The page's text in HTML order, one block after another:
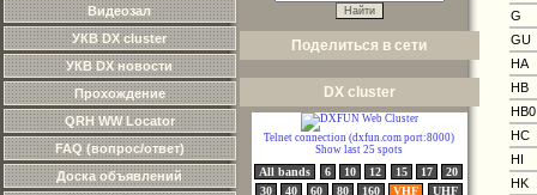
Видеозал
УКВ DX cluster
УКВ DX новости
Прохождение
QRH WW Locator
FAQ (вопрос/ответ)
Доска объявлений
Поделиться в сети
DX cluster
G
GU
HA
HB
HB0
HC
HI
HK